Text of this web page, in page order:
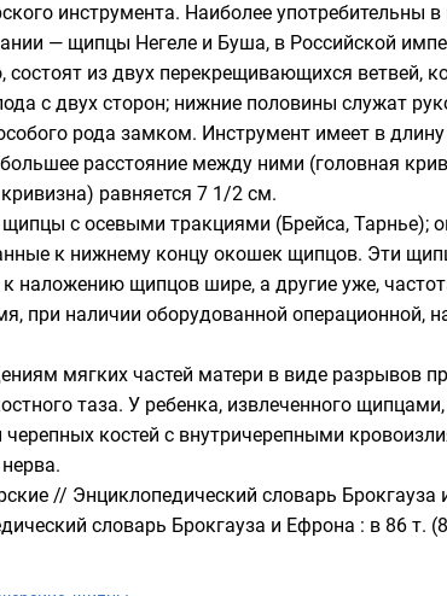
инструмента. Наиболее употребительны
— щипцы Негеле и Буша, в Российской
из двух перекрещивающихся
с двух сторон; нижние половины служат
рода замком. Инструмент имеет в
расстояние между ними (головная
равняется 7 1/2 см.
с осевыми тракциями (Брейса, Тарнье);
к нижнему концу окошек щипцов. Эти
наложению щипцов шире, а другие уже,
при наличии оборудованной
мягких частей матери в виде разрывов
таза. У ребенка, извлеченного
костей с внутричерепными
.
// Энциклопедический словарь Брокгауза
словарь Брокгауза и Ефрона : в 86 т.